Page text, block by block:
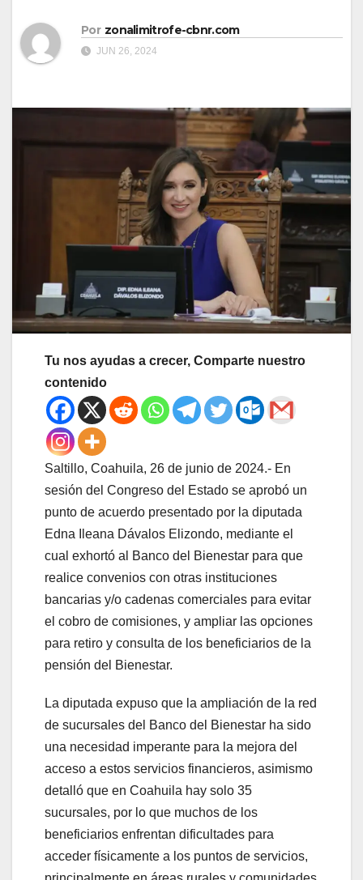
Por zonalimitrofe-cbnr.com
JUN 26, 2024
Tu nos ayudas a crecer, Comparte nuestro
contenido
Saltillo, Coahuila, 26 de junio de 2024.- En
sesión del Congreso del Estado se aprobó un
punto de acuerdo presentado por la diputada
Edna Ileana Dávalos Elizondo, mediante el
cual exhortó al Banco del Bienestar para que
realice convenios con otras instituciones
bancarias y/o cadenas comerciales para evitar
el cobro de comisiones, y ampliar las opciones
para retiro y consulta de los beneficiarios de la
pensión del Bienestar.
La diputada expuso que la ampliación de la red
de sucursales del Banco del Bienestar ha sido
una necesidad imperante para la mejora del
acceso a estos servicios financieros, asimismo
detalló que en Coahuila hay solo 35
sucursales, por lo que muchos de los
beneficiarios enfrentan dificultades para
acceder físicamente a los puntos de servicios,